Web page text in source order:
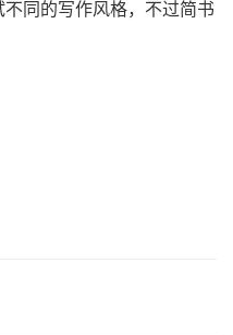
同的写作风格，不过简书